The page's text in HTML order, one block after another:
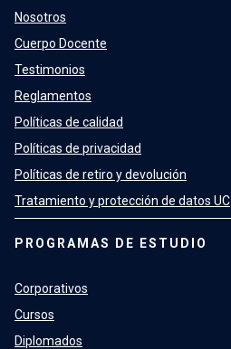
Nosotros
Cuerpo Docente
Testimonios
Reglamentos
Políticas de calidad
Políticas de privacidad
Políticas de retiro y devolución
Tratamiento y protección de datos UC
PROGRAMAS DE ESTUDIO
Corporativos
Cursos
Diplomados